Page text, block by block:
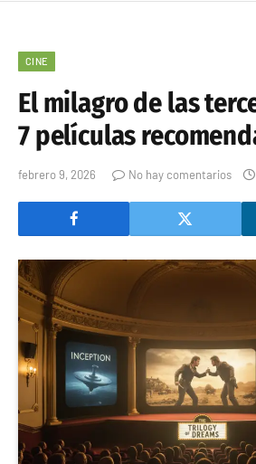
CINE
El milagro de las
7 películas
febrero 9, 2026 No hay comentarios